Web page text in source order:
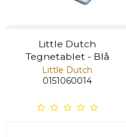
Little Dutch
Tegnetablet - Blå
Little Dutch
0151060014